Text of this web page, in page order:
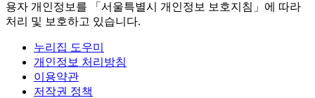
용자 개인정보를 「서울특별시 개인정보 보호지침」에 따라
처리 및 보호하고 있습니다.
누리집 도우미
개인정보 처리방침
이용약관
저작권 정책